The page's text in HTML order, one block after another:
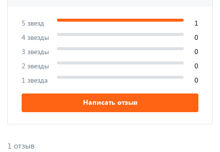
5 звезд
1
4 звезды
0
3 звезды
0
2 звезды
0
1 звезда
0
Написать отзыв
1 отзыв